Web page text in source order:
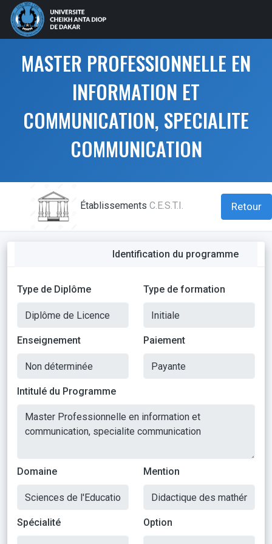
MASTER PROFESSIONNELLE EN
INFORMATION ET
COMMUNICATION, SPECIALITE
COMMUNICATION
Établissements C.E.S.T.I. Retour
Identification du programme
Type de Diplôme Type de formation
Enseignement Paiement
Intitulé du Programme
Domaine Mention
Spécialité Option